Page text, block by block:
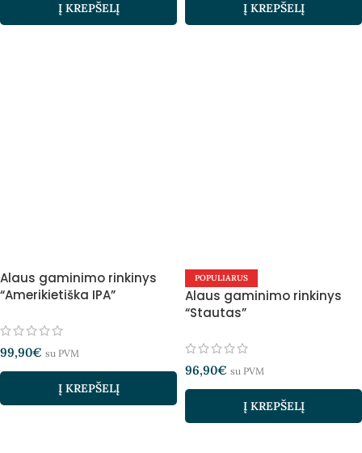
Į KREPŠELĮ Į KREPŠELĮ
Alaus gaminimo rinkinys
“Amerikietiška IPA”
99,90€ su PVM
Į KREPŠELĮ
POPULIARUS
Alaus gaminimo rinkinys
“Stautas”
96,90€ su PVM
Į KREPŠELĮ